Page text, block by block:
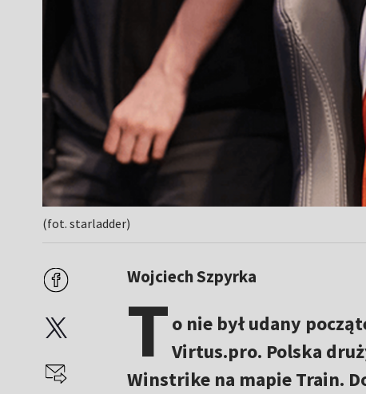
(fot. starladder)
Wojciech Szpyrka
To nie był udany
Virtus.pro. Polska
Winstrike na mapie Train.